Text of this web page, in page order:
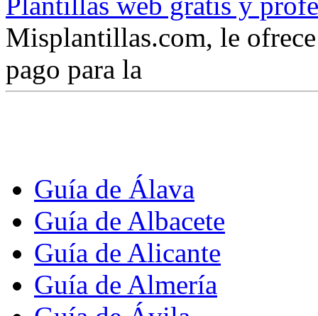
Misplantillas.com, le
pago para la
Guía de Álava
Guía de Albacete
Guía de Alicante
Guía de Almería